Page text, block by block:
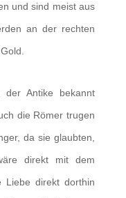
und sind meist aus
an der rechten
Antike bekannt
die Römer trugen
da sie glaubten,
direkt mit dem
Liebe direkt dorthin